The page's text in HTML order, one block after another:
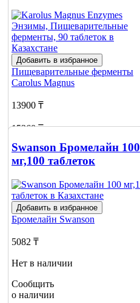
Добавить в избранное
Пищеварительные ферменты
Carolus Magnus
13900 ₸
15260 ₸
Нет в наличии
о наличии
Swanson Бромелайн 100
мг,100 таблеток
Добавить в избранное
Бромелайн Swanson
5082 ₸
Нет в наличии
Сообщить
о наличии